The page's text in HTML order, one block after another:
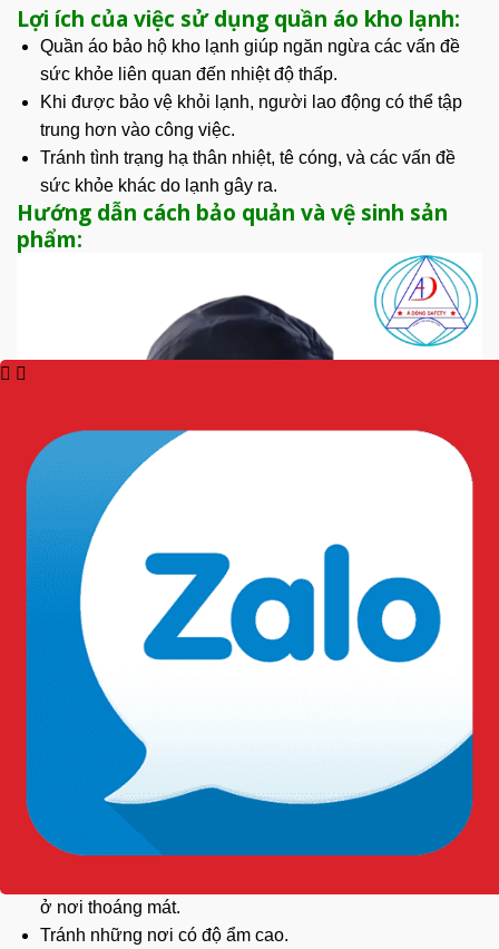
Lợi ích của việc sử dụng quần áo kho lạnh:
Quần áo bảo hộ kho lạnh giúp ngăn ngừa các vấn đề
sức khỏe liên quan đến nhiệt độthấp.
Khi được bảo vệ khỏi lạnh, người lao động có thể tập
trung hơn vào công việc.
Tránh tình trạng hạ thân nhiệt, tê cóng, và các vấn đề
sức khỏe khác do lạnh gây ra.
Hướng dẫn cách bảo quản và vệ sinh sản
phẩm:
Có thể dùng giặt máy thông thường hoặc giặt máy công
nghiệp để vệ sinh sản phẩm.
Sử phẩm cho phép sử dụng máy sấy ở mức nhiệt dùng
cho quần áo thông thường.
Lưu ý khi bảo quản
ở nơi thoáng mát.
Tránh những nơi có độ ẩm cao.